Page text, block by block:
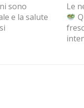
sono
e la salute
Le